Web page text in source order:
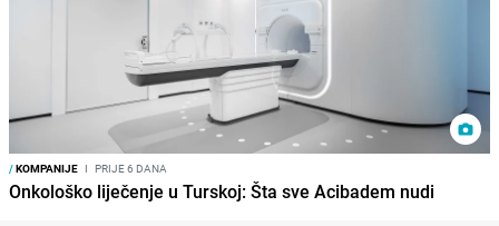
/KOMPANIJE I PRIJE 6 DANA
Onkološko liječenje u Turskoj: Šta sve Acibadem nudi